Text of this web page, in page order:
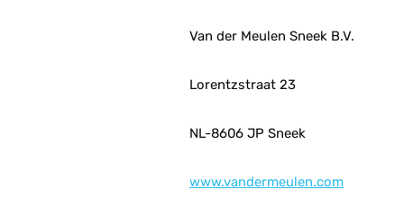
Van der Meulen Sneek B.V.
Lorentzstraat 23
NL-8606 JP Sneek
www.vandermeulen.com